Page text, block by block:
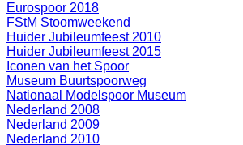
Eurospoor 2018
FStM Stoomweekend
Huider Jubileumfeest 2010
Huider Jubileumfeest 2015
Iconen van het Spoor
Museum Buurtspoorweg
Nationaal Modelspoor Museum
Nederland 2008
Nederland 2009
Nederland 2010